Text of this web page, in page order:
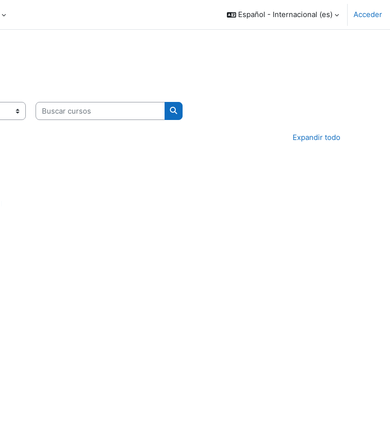
Español - Internacional ‎(es)‎ Acceder
Buscar cursos
Buscar cursos
Expandir todo